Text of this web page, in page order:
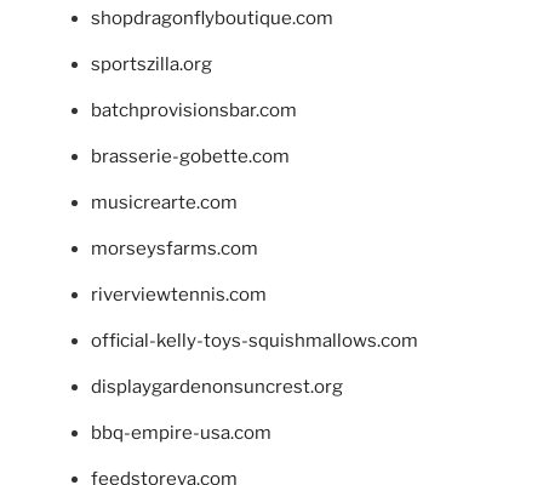
shopdragonflyboutique.com
sportszilla.org
batchprovisionsbar.com
brasserie-gobette.com
musicrearte.com
morseysfarms.com
riverviewtennis.com
official-kelly-toys-squishmallows.com
displaygardenonsuncrest.org
bbq-empire-usa.com
feedstoreva.com